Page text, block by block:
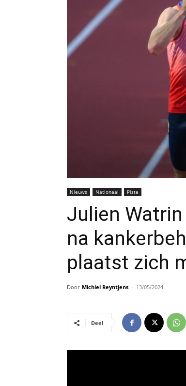
Nieuws Nationaal Piste
Julien
na
plaatst zich
Door Michiel Reyntjens - 13/05/2024
Deel